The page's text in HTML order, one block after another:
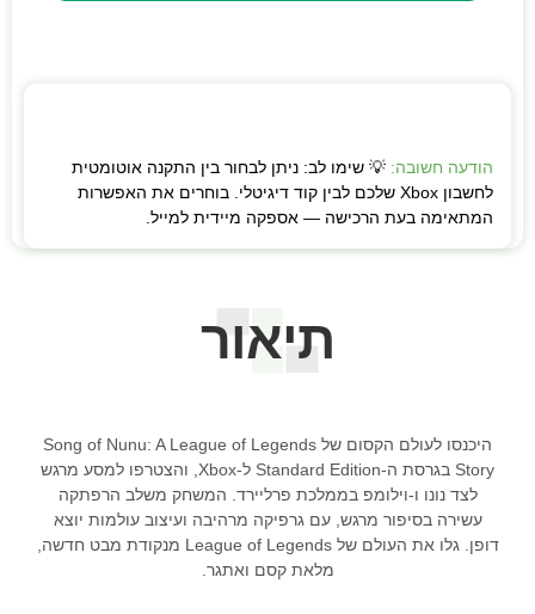
הודעה חשובה: 💡 שימו לב: ניתן לבחור בין התקנה אוטומטית
לחשבון Xbox שלכם לבין קוד דיגיטלי. בוחרים את האפשרות
המתאימה בעת הרכישה — אספקה מיידית למייל.
תיאור
היכנסו לעולם הקסום של Song of Nunu: A League of Legends
Story בגרסת ה-Standard Edition ל-Xbox, והצטרפו למסע מרגש
לצד נונו ו-וילומפ בממלכת פרליירד. המשחק משלב הרפתקה
עשירה בסיפור מרגש, עם גרפיקה מרהיבה ועיצוב עולמות יוצא
דופן. גלו את העולם של League of Legends מנקודת מבט חדשה,
מלאת קסם ואתגר.